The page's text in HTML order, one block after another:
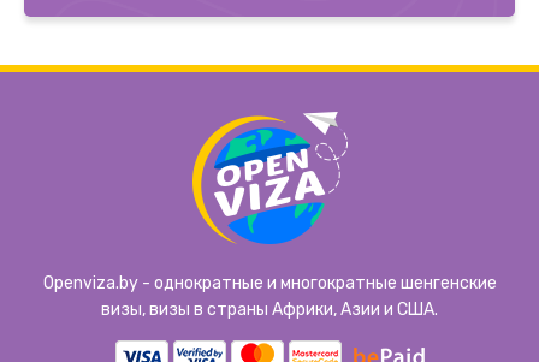
Openviza.by - однократные и многократные шенгенские
визы, визы в страны Африки, Азии и США.